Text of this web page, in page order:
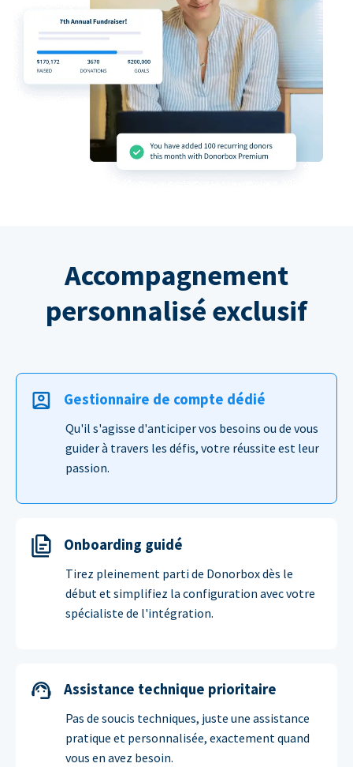
Accompagnement
personnalisé exclusif
Gestionnaire de compte dédié
Qu'il s'agisse d'anticiper vos besoins ou de vous
guider à travers les défis, votre réussite est leur
passion.
Onboarding guidé
Tirez pleinement parti de Donorbox dès le
début et simplifiez la configuration avec votre
spécialiste de l'intégration.
Assistance technique prioritaire
Pas de soucis techniques, juste une assistance
pratique et personnalisée, exactement quand
vous en avez besoin.